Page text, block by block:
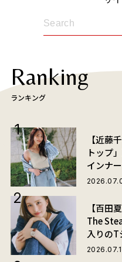
Ranking
ランキング
【近藤
トップ
インナ
【百田
The
入りのT